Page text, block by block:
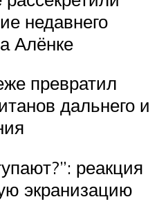
недавнего
Алёнке
превратил
дальнего и
реакция
экранизацию